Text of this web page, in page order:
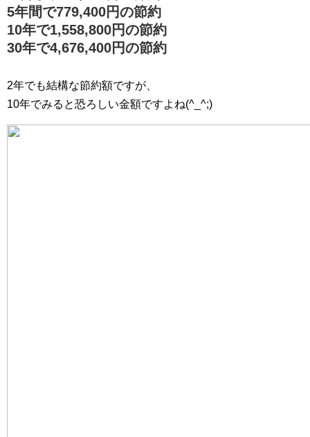
5年間で779,400円の節約
10年で1,558,800円の節約
30年で4,676,400円の節約
2年でも結構な節約額ですが、
10年でみると恐ろしい金額ですよね(^_^;)